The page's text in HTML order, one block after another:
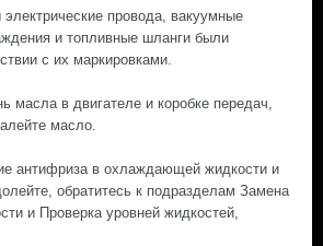
провода, вакуумные
и топливные шланги были
с их маркировками.
масла в двигателе и коробке передач,
масло.
антифриза в охлаждающей жидкости и
обратитесь к подразделам Замена
и Проверка уровней жидкостей,